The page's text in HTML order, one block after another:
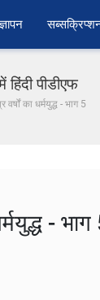
पीडीएफ
का धर्मयुद्ध - भाग 5
- भाग